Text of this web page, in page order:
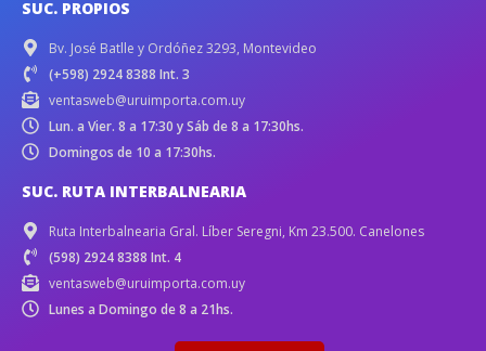
SUC. PROPIOS
Bv. José Batlle y Ordóñez 3293, Montevideo
(+598) 2924 8388 Int. 3
ventasweb@uruimporta.com.uy
Lun. a Vier. 8 a 17:30 y Sáb de 8 a 17:30hs.
Domingos de 10 a 17:30hs.
SUC. RUTA INTERBALNEARIA
Ruta Interbalnearia Gral. Líber Seregni, Km 23.500. Canelones
(598) 2924 8388 Int. 4
ventasweb@uruimporta.com.uy
Lunes a Domingo de 8 a 21hs.